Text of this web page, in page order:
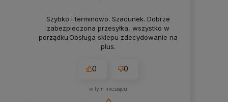
Szybko i terminowo. Szacunek. Dobrze
zabezpieczona przesyłka, wszystko w
porządku.Obsługa sklepu zdecydowanie na
plus.
0 0
w tym miesiącu